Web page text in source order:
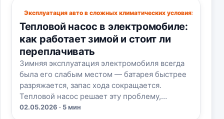
Эксплуатация авто в сложных климатических условиях
Тепловой насос в электромобиле:
как работает зимой и стоит ли
переплачивать
Зимняя эксплуатация электромобиля всегда
была его слабым местом — батарея быстрее
разряжается, запас хода сокращается.
Тепловой насос решает эту проблему,…
02.05.2026 · 5 мин